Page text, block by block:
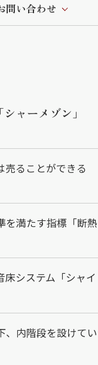
問い合わせ
ャーメゾン」
売ることができる
を満たす指標「断熱
床システム「シャイ
、内階段を設けてい